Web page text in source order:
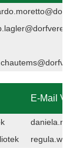
E-Mail